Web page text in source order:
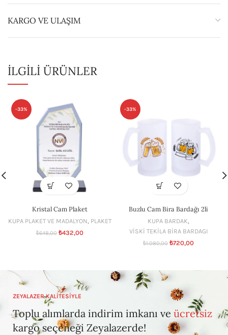
KARGO VE ULAŞIM
İLGILI ÜRÜNLER
-33%
Kristal Cam Plaket
KUPA PLAKET VE MADALYON, PLAKET
₺648,00 ₺432,00
-33%
Buzlu Cam Bira Bardağı 2li
KUPA BARDAK,
VİSKİ TEKİLA BİRA BARDAGI
₺1.080,00 ₺720,00
ZEYALAZER KALİTESİYLE
Toplu alımlarda indirim imkanı veücretsiz
kargo seçeneği Zeyalazerde!